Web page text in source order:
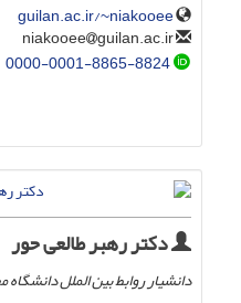
guilan.ac.ir/~niakooee
guilan.ac.ir
0000-0001-8865-8824
دکتر رهبر طالعی حور
دانشیار روابط بین الملل